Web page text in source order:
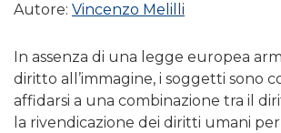
Autore: Vincenzo Melilli
In assenza di una legge europea
diritto all’immagine, i soggetti sono
affidarsi a una combinazione tra il
la rivendicazione dei diritti umani